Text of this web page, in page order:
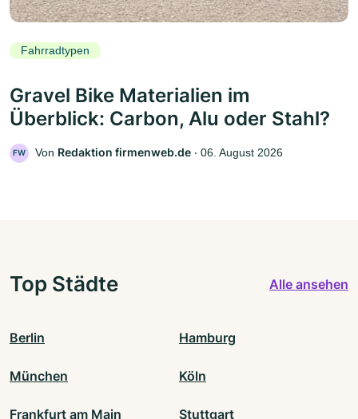
Fahrradtypen
Gravel Bike Materialien im
Überblick: Carbon, Alu oder Stahl?
FW Von Redaktion firmenweb.de ‧ 06. August 2026
Top Städte Alle ansehen
Berlin Hamburg
München Köln
Frankfurt am Main Stuttgart